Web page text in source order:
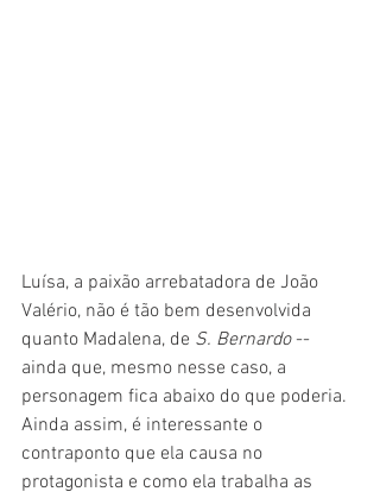
Luísa, a paixão arrebatadora de João
Valério, não é tão bem desenvolvida
quanto Madalena, de S. Bernardo --
ainda que, mesmo nesse caso, a
personagem fica abaixo do que poderia.
Ainda assim, é interessante o
contraponto que ela causa no
protagonista e como ela trabalha as